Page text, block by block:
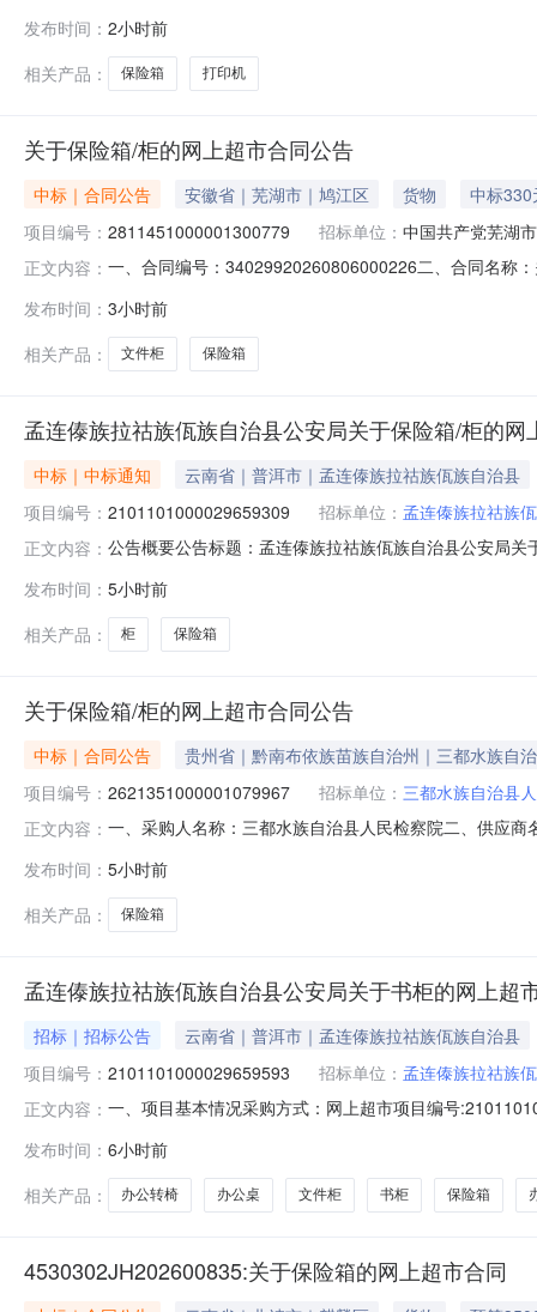
术需求1法木森HY-通双节保密柜保险箱/柜
发布时间： 2小时前
相关产品：
保险箱 打印机
关于保险箱/柜的网上超市合同公告
中标｜合同公告 安徽省｜芜湖市｜鸠江区 货物
中标330
项目编号： 2811451000001300779 招标单位： 中国共产党芜湖
正文内容： 一、合同编号：34029920260806000226二、合同名称
限公司地址：安徽省合肥市蜀山区安徽自由贸易试验区
发布时间： 3小时前
相关产品：
文件柜 保险箱
孟连傣族拉祜族佤族自治县公安局关于保险箱/柜的
中标｜中标通知
云南省｜普洱市｜孟连傣族拉祜族佤族自治县
项目编号： 2101101000029659309 招标单位： 孟连傣族拉祜族
正文内容： 公告概要公告标题：孟连傣族拉祜族佤族自治县公安局
治县公安局关于保险箱/柜的网上超市采购项目项目编号
发布时间： 5小时前
相关产品：
柜 保险箱
关于保险箱/柜的网上超市合同公告
中标｜合同公告
贵州省｜黔南布依族苗族自治州｜三都水族自
项目编号： 2621351000001079967 招标单位： 三都水族自治县
正文内容： 一、采购人名称：三都水族自治县人民检察院二、供应
箱/柜国保/GuubZ168-V3,套1.0029902990服务要求或标
发布时间： 5小时前
相关产品：
保险箱
孟连傣族拉祜族佤族自治县公安局关于书柜的网上超
招标｜招标公告
云南省｜普洱市｜孟连傣族拉祜族佤族自治县
项目编号： 2101101000029659593 招标单位： 孟连傣族拉祜族
正文内容： 一、项目基本情况采购方式：网上超市项目编号
13.001950.054530827JH202600498-64.003400.0645
发布时间： 6小时前
相关产品：
办公转椅 办公桌 文件柜 书柜 保险箱
4530302JH202600835:关于保险箱的网上超市合同